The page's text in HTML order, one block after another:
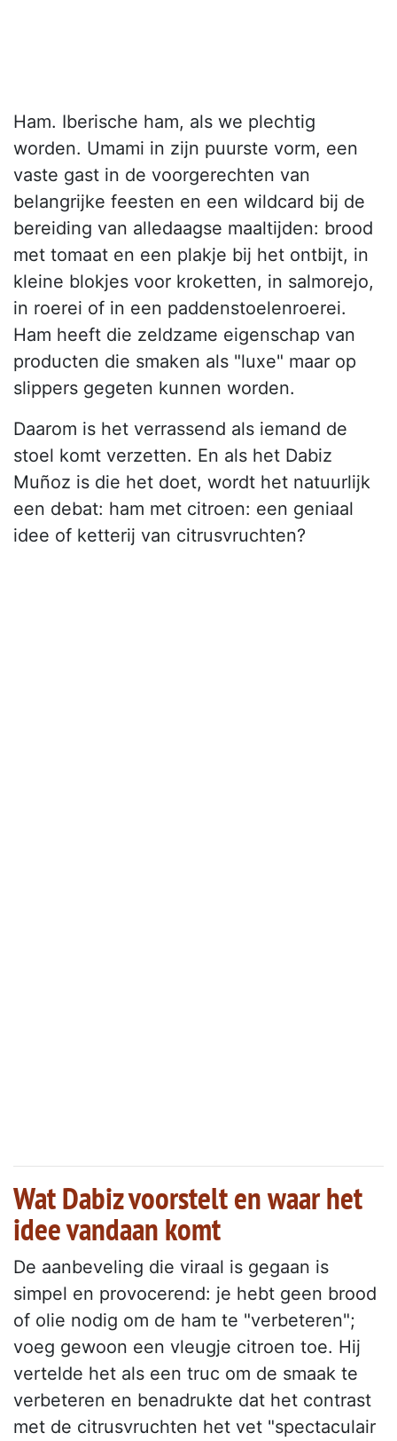
Ham. Iberische ham, als we plechtig
worden. Umami in zijn puurste vorm, een
vaste gast in de voorgerechten van
belangrijke feesten en een wildcard bij de
bereiding van alledaagse maaltijden: brood
met tomaat en een plakje bij het ontbijt, in
kleine blokjes voor kroketten, in salmorejo,
in roerei of in een paddenstoelenroerei.
Ham heeft die zeldzame eigenschap van
producten die smaken als "luxe" maar op
slippers gegeten kunnen worden.
Daarom is het verrassend als iemand de
stoel komt verzetten. En als het Dabiz
Muñoz is die het doet, wordt het natuurlijk
een debat: ham met citroen: een geniaal
idee of ketterij van citrusvruchten?
Wat Dabiz voorstelt en waar het
idee vandaan komt
De aanbeveling die viraal is gegaan is
simpel en provocerend: je hebt geen brood
of olie nodig om de ham te "verbeteren";
voeg gewoon een vleugje citroen toe. Hij
vertelde het als een truc om de smaak te
verbeteren en benadrukte dat het contrast
met de citrusvruchten het vet "spectaculair